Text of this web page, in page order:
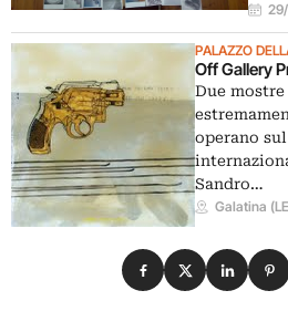
PALAZZO
Off Gallery
Due
operano
Sandro…
Galatina
Condividi su
Condividi su X
Condividi